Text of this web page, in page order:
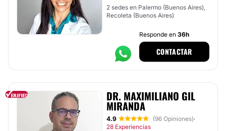
2 sedes en Palermo (Buenos Aires),
Recoleta (Buenos Aires)
Responde en 36h
CONTACTAR
DR. MAXIMILIANO GIL
MIRANDA
4.9 (96 Opiniones)·
28 Experiencias